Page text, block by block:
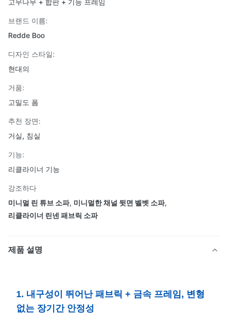
고무나무 + 합판 + 기능 프레임
브랜드 이름:
Redde Boo
디자인 스타일:
현대의
거품:
고밀도 폼
추천 장면:
거실, 침실
기능:
리클라이너 기능
강조하다
미니멀 린 튜브 소파, 미니멀한 채널 뒷면 벨벳 소파,
리클라이너 린넨 패브릭 소파
제품 설명
1. 내구성이 뛰어난 패브릭 + 금속 프레임, 변형
없는 장기간 안정성